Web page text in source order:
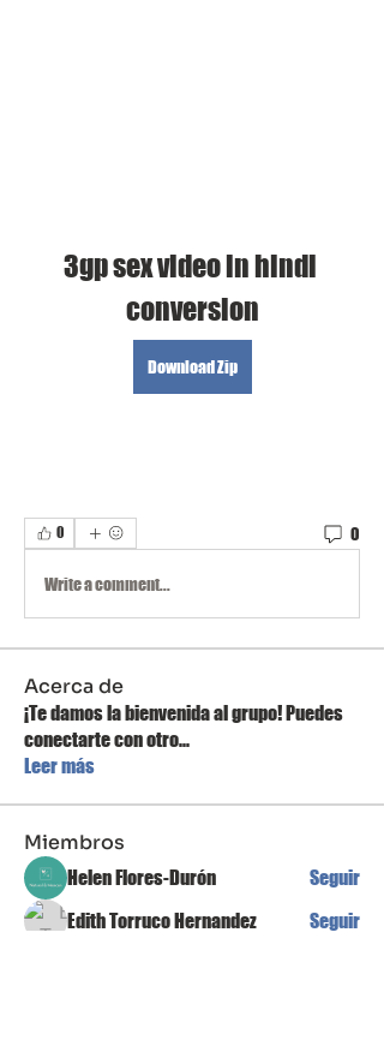
3gp sex video in hindi
conversion
Download Zip
0 0
Write a comment...
Acerca de
¡Te damos la bienvenida al grupo! Puedes
conectarte con otro...
Leer más
Miembros
Helen Flores-Durón
Seguir
Edith Torruco Hernandez
Seguir